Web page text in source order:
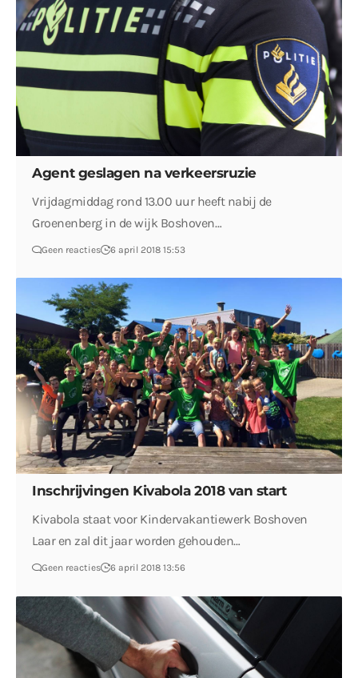
Agent geslagen na verkeersruzie
Vrijdagmiddag rond 13.00 uur heeft nabij de
Groenenberg in de wijk Boshoven…
Geen reacties 6 april 2018 15:53
Inschrijvingen Kivabola 2018 van start
Kivabola staat voor Kindervakantiewerk Boshoven
Laar en zal dit jaar worden gehouden…
Geen reacties 6 april 2018 13:56